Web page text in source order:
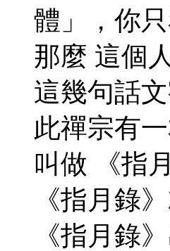
體」，你
那麼 這個
這幾句話
此禪宗有
叫做 《指
《指月錄
《指月錄